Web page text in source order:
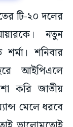
টি-২০ দলের
নতুন
শনিবার
আইপিএলে
করি জাতীয়
মেলে ধরবে